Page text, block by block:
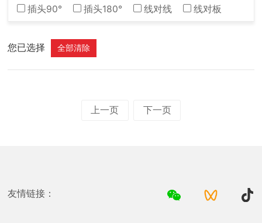
插头90° 插头180° 线对线 线对板
您已选择 全部清除
上一页 下一页
友情链接：